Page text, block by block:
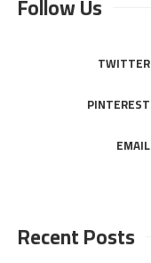
TWITTER
PINTEREST
EMAIL
Recent Posts